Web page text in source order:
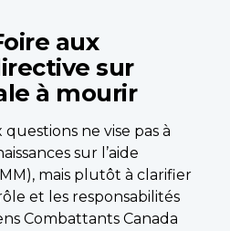
aux
sur
à mourir
ne vise pas à
sur l’aide
mais plutôt à clarifier
et les responsabilités
Combattants Canada